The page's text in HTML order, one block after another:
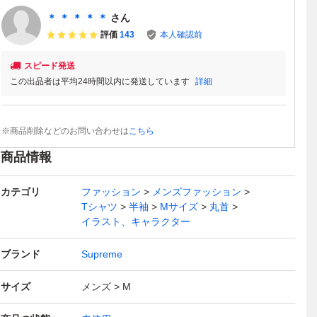
＊ ＊ ＊ ＊ ＊ さん
評価 143 本人確認前
スピード発送
この出品者は平均24時間以内に発送しています 詳細
※商品削除などのお問い合わせはこちら
商品情報
カテゴリ ファッション
メンズファッション
Tシャツ
半袖 Mサイズ
丸首
イラスト、キャラクター
ブランド Supreme
サイズ メンズ M